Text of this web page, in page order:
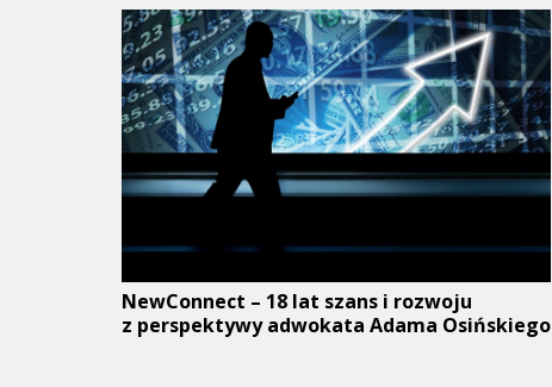
NewConnect – 18 lat szans i rozwoju
z perspektywy adwokata Adama Osińskiego